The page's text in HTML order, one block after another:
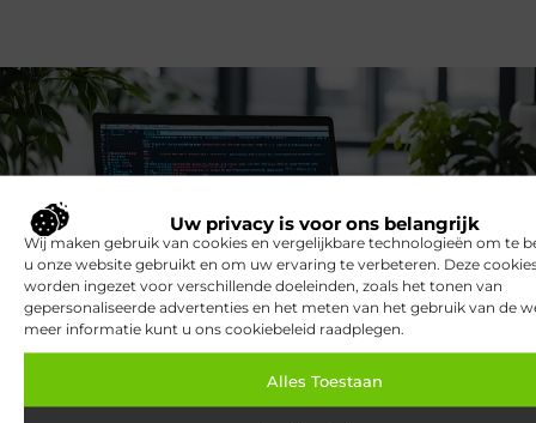
Uw privacy is voor ons belangrijk
Wij maken gebruik van cookies en vergelijkbare technologieën om te
u onze website gebruikt en om uw ervaring te verbeteren. Deze
worden ingezet voor verschillende doeleinden, zoals het tonen van
gepersonaliseerde advertenties en het meten van het gebruik van de
meer informatie kunt u ons cookiebeleid raadplegen.
Alles Toestaan
Registreer nu en word deel van ons